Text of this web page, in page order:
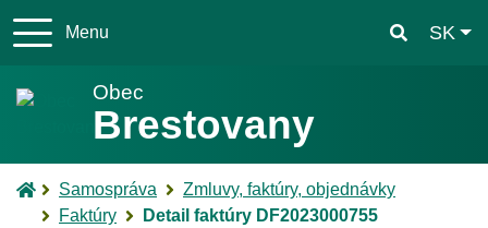
Menu
Facebook
SK
Obec
Brestovany
Úvodná stránka
Samospráva
Zmluvy, faktúry, objednávky
Faktúry
Detail faktúry DF2023000755